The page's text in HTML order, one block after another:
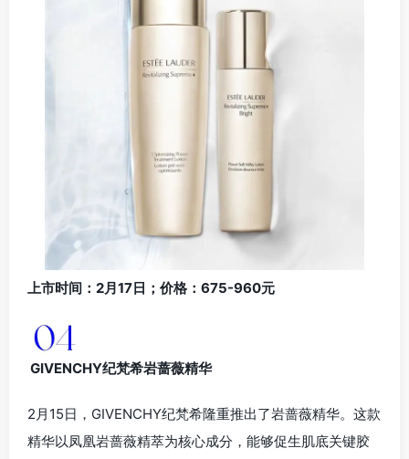
上市时间：2月17日；价格：675-960元
GIVENCHY纪梵希岩蔷薇精华
2月15日，GIVENCHY纪梵希隆重推出了岩蔷薇精华。这款
精华以凤凰岩蔷薇精萃为核心成分，能够促生肌底关键胶